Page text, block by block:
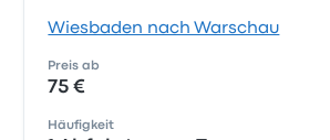
Wiesbaden nach Warschau
Preis ab
75 €
Häufigkeit